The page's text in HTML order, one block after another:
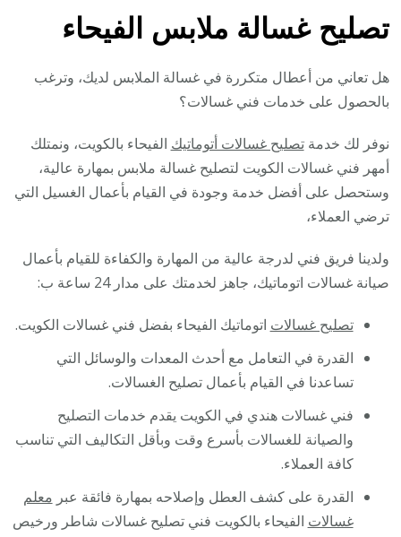
تصليح غسالة ملابس الفيحاء
هل تعاني من أعطال متكررة في غسالة الملابس لديك، وترغب
بالحصول على خدمات فني غسالات؟
نوفر لك خدمةتصليح غسالات أتوماتيك الفيحاء بالكويت، ونمتلك
أمهر فني غسالات الكويت لتصليح غسالة ملابس بمهارة عالية،
وستحصل على أفضل خدمة وجودة في القيام بأعمال الغسيل التي
ترضي العملاء،
ولدينا فريق فني لدرجة عالية من المهارة والكفاءة للقيام بأعمال
صيانة غسالات اتوماتيك، جاهز لخدمتك على مدار 24 ساعة ب:
تصليح غسالات اتوماتيك الفيحاء بفضل فني غسالات الكويت.
القدرة في التعامل مع أحدث المعدات والوسائل التي
تساعدنا في القيام بأعمال تصليح الغسالات.
فني غسالات هندي في الكويت يقدم خدمات التصليح
والصيانة للغسالات بأسرع وقت وبأقل التكاليف التي تناسب
كافة العملاء.
القدرة على كشف العطل وإصلاحه بمهارة فائقة عبر معلم
غسالات الفيحاء بالكويت فني تصليح غسالات شاطر ورخيص